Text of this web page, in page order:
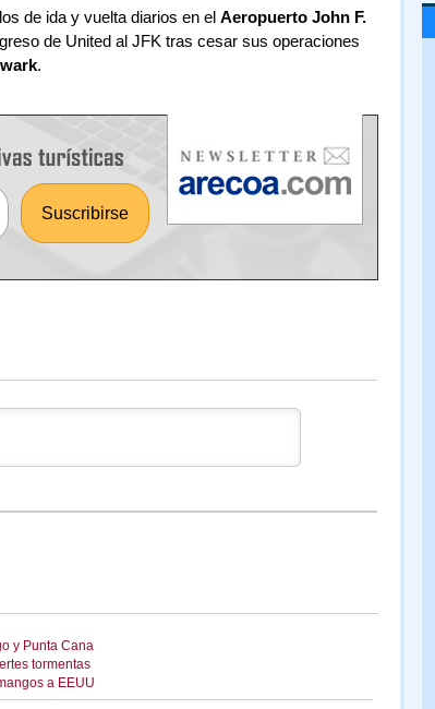
de ida y vuelta diarios en el Aeropuerto John F.
de United al JFK tras cesar sus operaciones
.
y Punta Cana
tormentas
a EEUU